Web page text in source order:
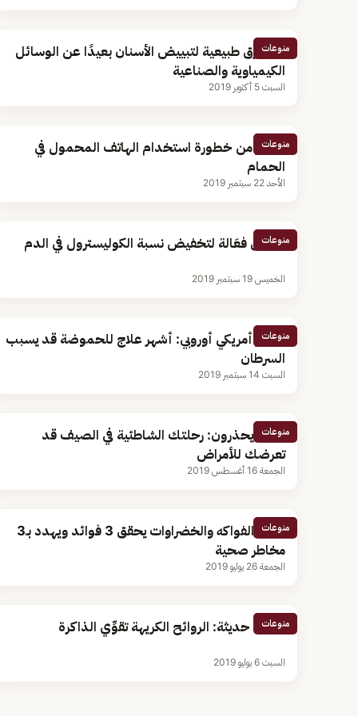
منوعات10 طرق طبيعية لتبييض الأسنان بعيدًا عن الوسائل
الكيمياوية والصناعية
السبت 5 أكتوبر 2019
منوعات
تحذير من خطورة استخدام الهاتف المحمول في
الحمام
الأحد 22 سبتمبر 2019
منوعات
7 طرق فعَالة لتخفيض نسبة الكوليسترول في الدم
الخميس 19 سبتمبر 2019
منوعات
تحذير أمريكي أوروبي: أشهر علاج للحموضة قد يسبب
السرطان
السبت 14 سبتمبر 2019
منوعات
خبراء يحذرون: رحلتك الشاطئية في الصيف قد
تعرضك للأمراض
الجمعة 16 أغسطس 2019
منوعات
تناول الفواكه والخضراوات يحقق 3 فوائد ويهدد بـ3
مخاطر صحية
الجمعة 26 يوليو 2019
منوعات
دراسة حديثة: الروائح الكريهة تقوِّي الذاكرة
السبت 6 يوليو 2019